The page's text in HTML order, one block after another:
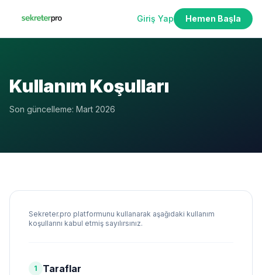
Giriş Yap Hemen Başla
Kullanım Koşulları
Son güncelleme: Mart 2026
Sekreter.pro platformunu kullanarak aşağıdaki kullanım
koşullarını kabul etmiş sayılırsınız.
1 Taraflar